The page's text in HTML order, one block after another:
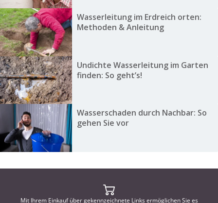
Wasserleitung im Erdreich orten:
Methoden & Anleitung
Undichte Wasserleitung im Garten
finden: So geht’s!
Wasserschaden durch Nachbar: So
gehen Sie vor
Mit Ihrem Einkauf über gekennzeichnete Links ermöglichen Sie es